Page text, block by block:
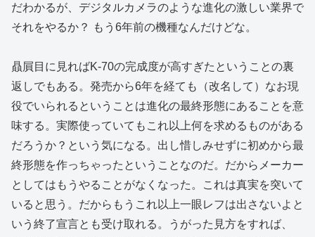
だわかるが、デジタルカメラのような進化の激しい業界で
それをやるか？ もう6年前の機種なんだけどな。
贔屓目に見ればK-70の完成度が高すぎたということの裏
返しでもある。発売から6年を経ても（改名して）なお現
役でいられるということは進化の最終形態にあることを意
味する。実際使っていてもこれ以上何を求めるものがある
だろうか？という気になる。出し惜しみせずに初めから最
終形態を作っちゃったということなのだ。だからメーカー
としてはもうやることがなくなった。これは真実を突いて
いると思う。だからもうこれ以上一眼レフは出さないよと
いう終了宣言とも受け取れる。うがった見方をすれば、